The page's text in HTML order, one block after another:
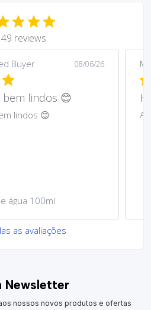
reviews
Buyer 08/06/26
lindos 😊
lindos 😊
água 100ml
as avaliações
Newsletter
nossos novos produtos e ofertas